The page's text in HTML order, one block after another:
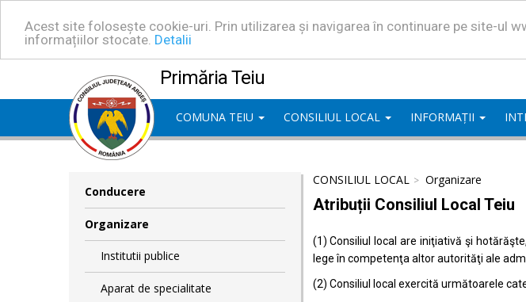
Acest site folosește cookie-uri. Prin utilizarea și navigarea în continuare pe site-ul
informațiilor stocate. Detalii
Primăria Teiu
COMUNA TEIU CONSILIUL LOCAL INFORMAȚII
Conducere
Organizare
Institutii publice
Aparat de specialitate
CONSILIUL LOCAL Organizare
Atribuții Consiliul Local Teiu
(1) Consiliul local are iniţiativă şi
lege în competenţa altor autorităţi ale
(2) Consiliul local exercită următoarele